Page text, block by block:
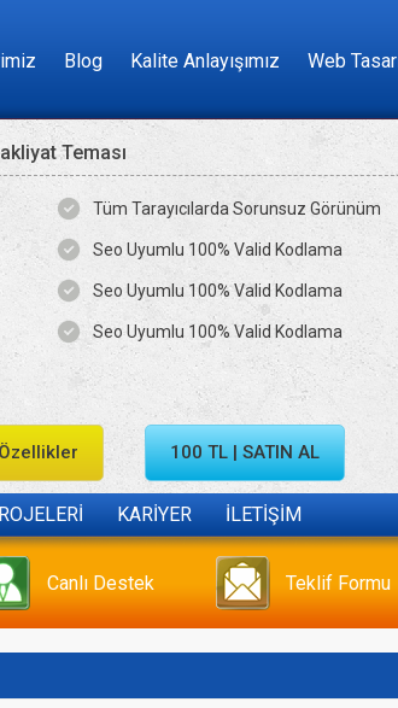
Blog Kalite Anlayışımız Web
Teması
Tüm Tarayıcılarda Sorunsuz Görünüm
Seo Uyumlu 100% Valid Kodlama
Seo Uyumlu 100% Valid Kodlama
Seo Uyumlu 100% Valid Kodlama
100 TL | SATIN AL
KARİYER İLETİŞİM
Canlı Destek Teklif Formu